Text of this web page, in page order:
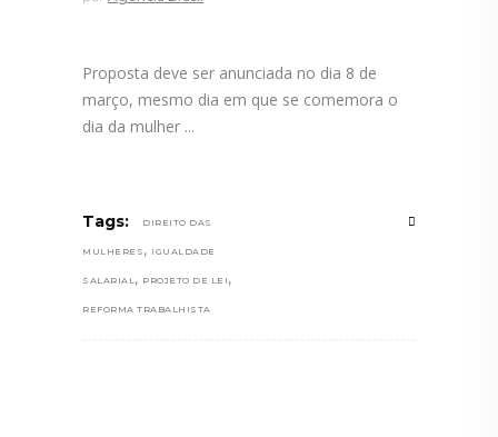
Proposta deve ser anunciada no dia 8 de
março, mesmo dia em que se comemora o
dia da mulher
Tags: DIREITO DAS
MULHERES , IGUALDADE
SALARIAL, PROJETO DE LEI ,
REFORMA TRABALHISTA